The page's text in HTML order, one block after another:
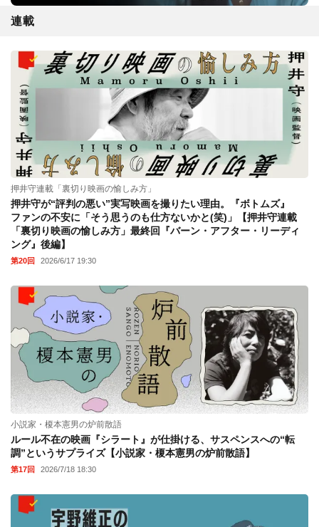
連載
押井守連載「裏切り映画の愉しみ方」
押井守が“評判の悪い”実写映画を撮りたい理由。『ボトムズ』
ファンの不安に「そう思うのも仕方ないかと(笑)」【押井守連載
「裏切り映画の愉しみ方」最終回『バーン・アフター・リーディ
ング』後編】
第20回 2026/6/17 19:30
小説家・榎本憲男の炉前散語
ルール不在の映画『シラート』が仕掛ける、サスペンスへの“転
調”というサプライズ【小説家・榎本憲男の炉前散語】
第17回 2026/7/18 18:30